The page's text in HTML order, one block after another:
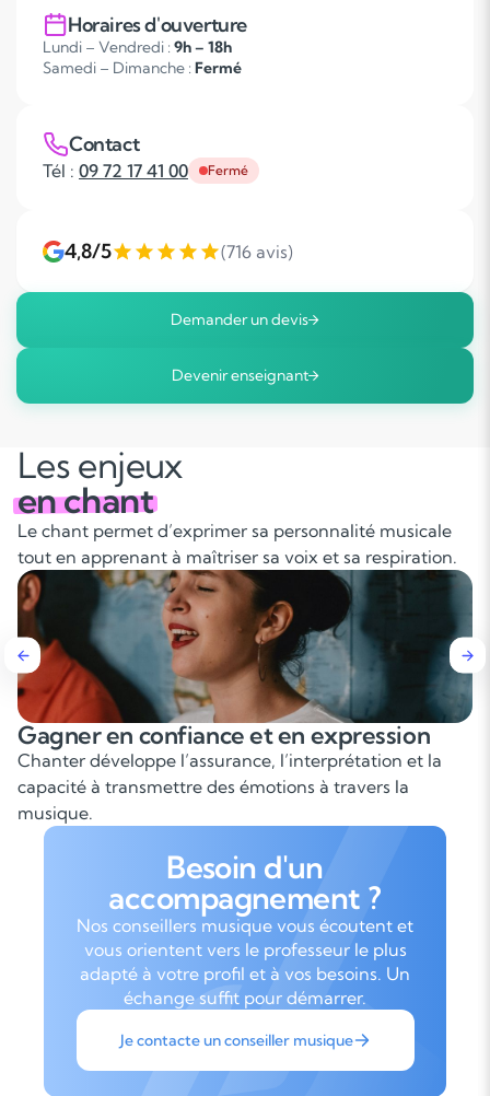
Horaires d'ouverture
Lundi – Vendredi : 9h – 18h
Samedi – Dimanche : Fermé
Contact
Tél : 09 72 17 41 00 Fermé
4,8/5 (716 avis)
Demander un devis
Devenir enseignant
Les enjeux
en chant
Le chant permet d’exprimer sa personnalité musicale
tout en apprenant à maîtriser sa voix et sa respiration.
Gagner en confiance et en expression
Chanter développe l’assurance, l’interprétation et la
capacité à transmettre des émotions à travers la
musique.
Besoin d'un
accompagnement ?
Nos conseillers musique vous écoutent et
vous orientent vers le professeur le plus
adapté à votre profil et à vos besoins. Un
échange suffit pour démarrer.
Je contacte un conseiller musique